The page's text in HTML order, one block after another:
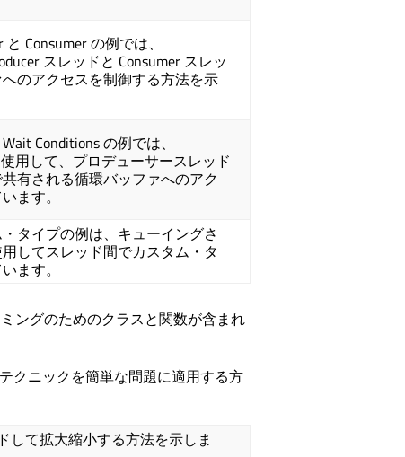
Consumer の例では、
スレッドと Consumer スレッ
のアクセスを制御する方法を示
Conditions の例では、
用して、プロデューサースレッド
有される循環バッファへのアク
ます。
タイプの例は、キューイングさ
してスレッド間でカスタム・タ
ます。
ングのためのクラスと関数が含まれ
クニックを簡単な問題に適用する方
して拡大縮小する方法を示しま